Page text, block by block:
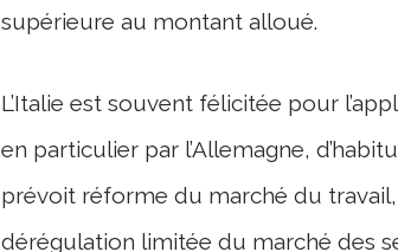
supérieure au montant alloué.
L’Italie est souvent félicitée pour
en particulier par l’Allemagne,
prévoit réforme du marché du
dérégulation limitée du marché des